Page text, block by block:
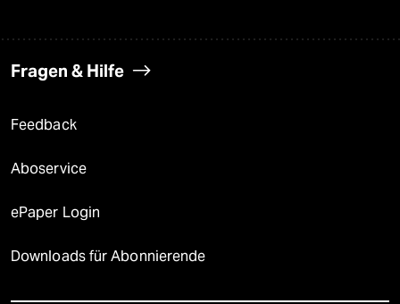
Fragen & Hilfe
Feedback
Aboservice
ePaper Login
Downloads für Abonnierende